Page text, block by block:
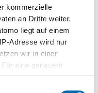
kommerzielle
an Dritte weiter.
liegt auf einem
Adresse wird nur
wir in einer
eine genauere
wählbaren